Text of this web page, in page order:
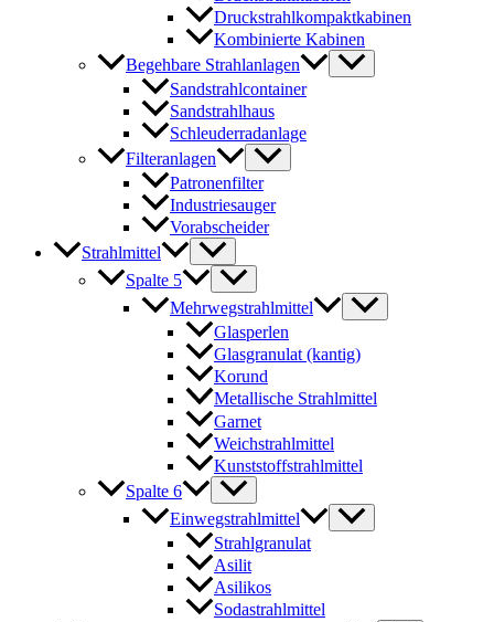
Druckstrahlkompaktkabinen
Kombinierte Kabinen
Begehbare Strahlanlagen
Sandstrahlcontainer
Sandstrahlhaus
Schleuderradanlage
Filteranlagen
Patronenfilter
Industriesauger
Vorabscheider
Strahlmittel
Spalte 5
Mehrwegstrahlmittel
Glasperlen
Glasgranulat (kantig)
Korund
Metallische Strahlmittel
Garnet
Weichstrahlmittel
Kunststoffstrahlmittel
Spalte 6
Einwegstrahlmittel
Strahlgranulat
Asilit
Asilikos
Sodastrahlmittel